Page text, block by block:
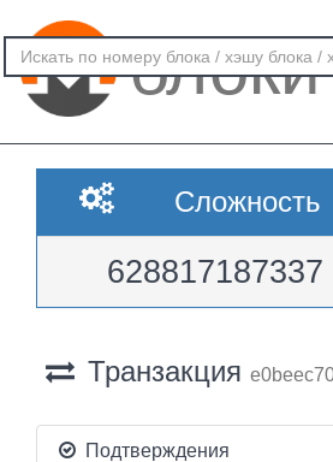
блоки
Сложность
628817187337
Транзакция
Подтверждения